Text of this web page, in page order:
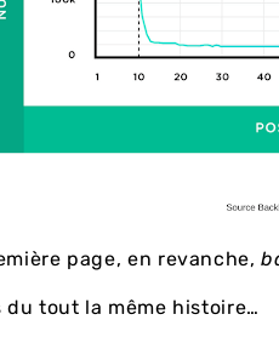
page, en revanche,
du tout la même histoire…